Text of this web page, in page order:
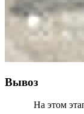
Вывоз
На этом